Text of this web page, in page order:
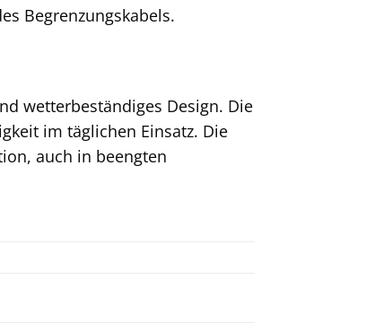
Begrenzungskabels.
wetterbeständiges Design. Die
im täglichen Einsatz. Die
auch in beengten